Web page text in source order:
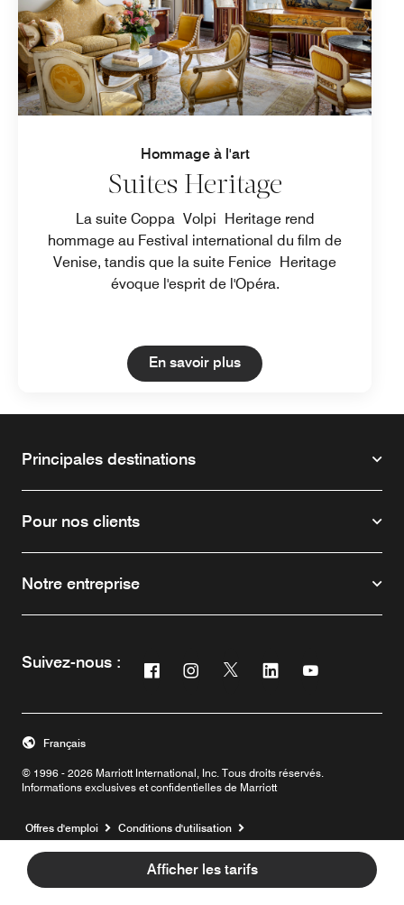
Afficher les tarifs
Hommage à l'art
Suites Heritage
La suite Coppa Volpi Heritage rend
hommage au Festival international du film de
Venise, tandis que la suite Fenice Heritage
évoque l'esprit de l'Opéra.
En savoir plusOpen in New Tab
Principales destinations
Pour nos clients
Notre entreprise
Suivez-nous : Facebook
Ouvre une nouvelle fenêtre
Instagram
Ouvre une nouvelle fenêtre
Twitter
Ouvre une nouvelle fenêtre
Linkedin
Ouvre une nouvelle
Ouvre une
© 1996 - 2026 Marriott International, Inc. Tous droits réservés.
Informations exclusives et confidentielles de Marriott
Français
Offres d'emploi Ouvre une nouvelle fenêtre
Conditions d'utilisation
Conditions générales du programme
Centre de Confidentialité
Mentions Légales
Facilité d’accès numérique
Aide